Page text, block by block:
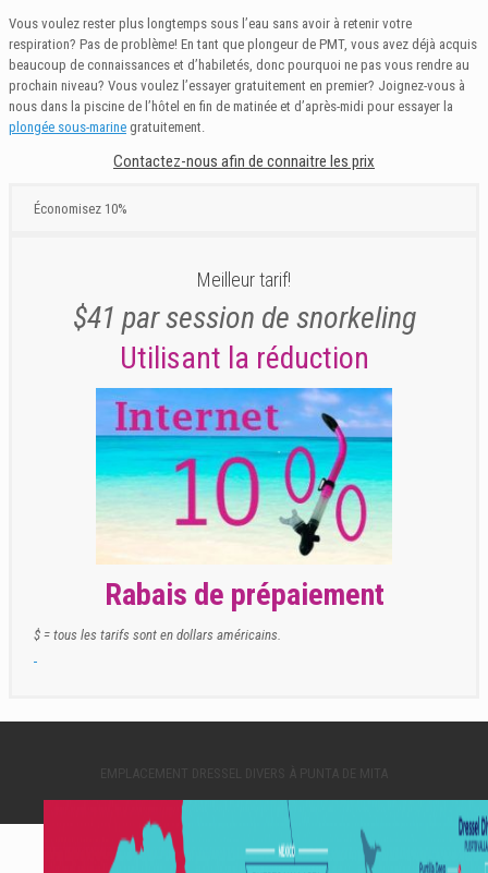
Vous voulez rester plus longtemps sous l’eau sans avoir à retenir votre
respiration? Pas de problème! En tant que plongeur de PMT, vous avez déjà acquis
beaucoup de connaissances et d’habiletés, donc pourquoi ne pas vous rendre au
prochain niveau? Vous voulez l’essayer gratuitement en premier? Joignez-vous à
nous dans la piscine de l’hôtel en fin de matinée et d’après-midi pour essayer la
plongée sous-marine gratuitement.
Contactez-nous afin de connaitre les prix
Économisez 10%
Meilleur tarif!
$41 par session de snorkeling
Utilisant la réduction
Rabais de prépaiement
$ = tous les tarifs sont en dollars américains.